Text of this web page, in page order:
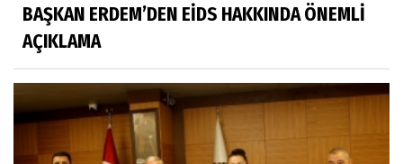
BAŞKAN ERDEM’DEN EİDS HAKKINDA ÖNEMLİ
AÇIKLAMA